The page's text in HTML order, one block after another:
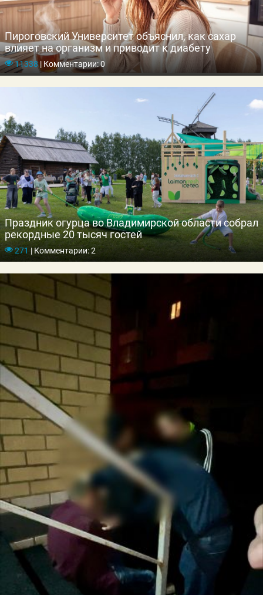
Пироговский Университет объяснил, как сахар
влияет на организм и приводит к диабету
11338|Комментарии: 0
Праздник огурца во Владимирской области собрал
рекордные 20 тысяч гостей
271 |Комментарии: 2